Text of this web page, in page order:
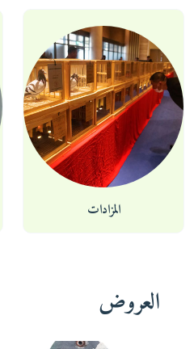
المزادات
العروض